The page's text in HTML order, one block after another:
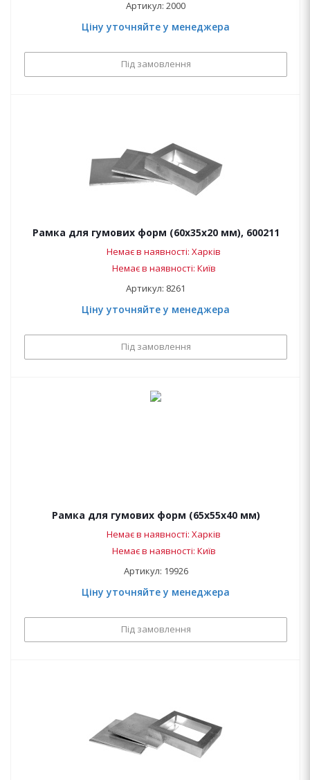
Артикул: 2000
Ціну уточняйте у менеджера
Під замовлення
Рамка для гумових форм (60х35х20 мм), 600211
Немає в наявності: Харків
Немає в наявності: Київ
Артикул: 8261
Ціну уточняйте у менеджера
Під замовлення
Рамка для гумових форм (65х55х40 мм)
Немає в наявності: Харків
Немає в наявності: Київ
Артикул: 19926
Ціну уточняйте у менеджера
Під замовлення